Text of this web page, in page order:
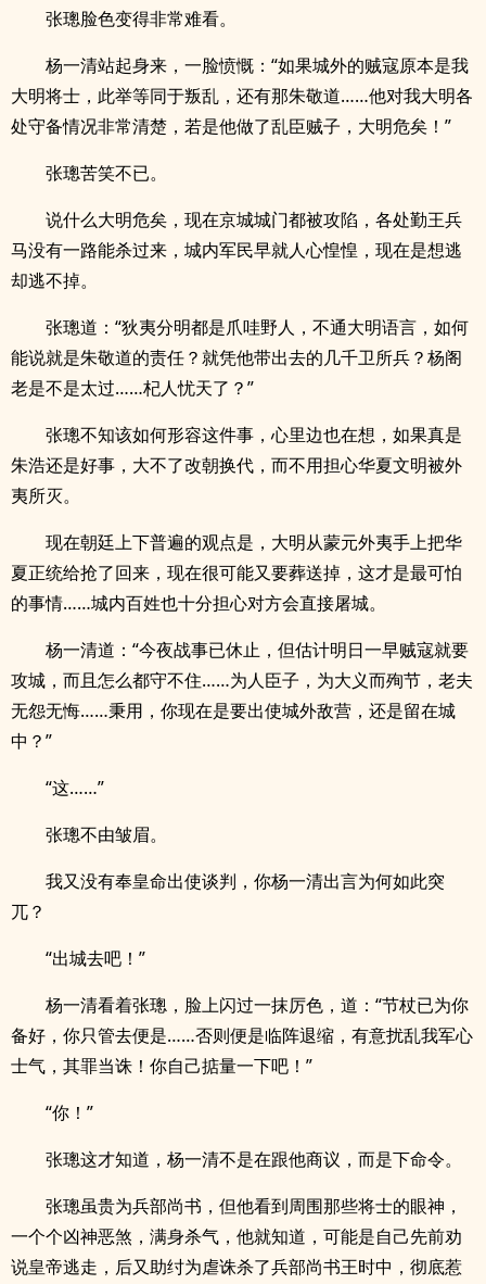
张璁脸色变得非常难看。
杨一清站起身来，一脸愤慨：“如果城外的贼寇原本是我
大明将士，此举等同于叛乱，还有那朱敬道……他对我大明各
处守备情况非常清楚，若是他做了乱臣贼子，大明危矣！”
张璁苦笑不已。
说什么大明危矣，现在京城城门都被攻陷，各处勤王兵
马没有一路能杀过来，城内军民早就人心惶惶，现在是想逃
却逃不掉。
张璁道：“狄夷分明都是爪哇野人，不通大明语言，如何
能说就是朱敬道的责任？就凭他带出去的几千卫所兵？杨阁
老是不是太过……杞人忧天了？”
张璁不知该如何形容这件事，心里边也在想，如果真是
朱浩还是好事，大不了改朝换代，而不用担心华夏文明被外
夷所灭。
现在朝廷上下普遍的观点是，大明从蒙元外夷手上把华
夏正统给抢了回来，现在很可能又要葬送掉，这才是最可怕
的事情……城内百姓也十分担心对方会直接屠城。
杨一清道：“今夜战事已休止，但估计明日一早贼寇就要
攻城，而且怎么都守不住……为人臣子，为大义而殉节，老夫
无怨无悔……秉用，你现在是要出使城外敌营，还是留在城
中？”
“这……”
张璁不由皱眉。
我又没有奉皇命出使谈判，你杨一清出言为何如此突
兀？
“出城去吧！”
杨一清看着张璁，脸上闪过一抹厉色，道：“节杖已为你
备好，你只管去便是……否则便是临阵退缩，有意扰乱我军心
士气，其罪当诛！你自己掂量一下吧！”
“你！”
张璁这才知道，杨一清不是在跟他商议，而是下命令。
张璁虽贵为兵部尚书，但他看到周围那些将士的眼神，
一个个凶神恶煞，满身杀气，他就知道，可能是自己先前劝
说皇帝逃走，后又助纣为虐诛杀了兵部尚书王时中，彻底惹